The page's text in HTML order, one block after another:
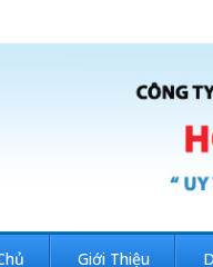
Giới Thiệu